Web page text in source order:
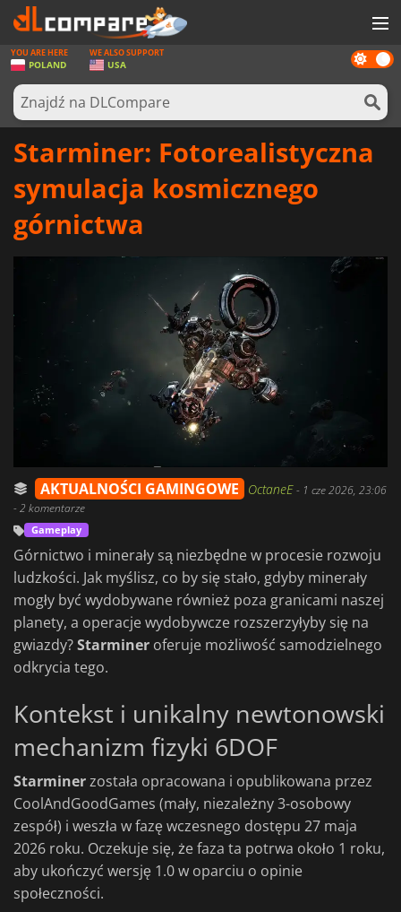
GRY
KARTY DO GIER
OPROGRAMOWANIE
SPRZĘT KOMPUTEROWY
AKTUALNOŚCI
ZALOGUJ SIĘ LUB ZAREJESTRUJ
Dark
mode
YOU ARE HERE
POLAND
WE ALSO SUPPORT
USA
Starminer: Fotorealistyczna
symulacja kosmicznego
górnictwa
AKTUALNOŚCI GAMINGOWE OctaneE- 1 cze 2026, 23:06
- 2 komentarze
Gameplay
Górnictwo i minerały są niezbędne w procesie rozwoju
ludzkości. Jak myślisz, co by się stało, gdyby minerały
mogły być wydobywane również poza granicami naszej
planety, a operacje wydobywcze rozszerzyłyby się na
gwiazdy?Starminer oferuje możliwość samodzielnego
odkrycia tego.
Kontekst i unikalny newtonowski
mechanizm fizyki 6DOF
Starminerzostała opracowana i opublikowana przez
CoolAndGoodGames (mały, niezależny 3-osobowy
zespół) i weszła w fazę wczesnego dostępu 27 maja
2026 roku. Oczekuje się, że faza ta potrwa około 1 roku,
aby ukończyć wersję 1.0 w oparciu o opinie
społeczności.